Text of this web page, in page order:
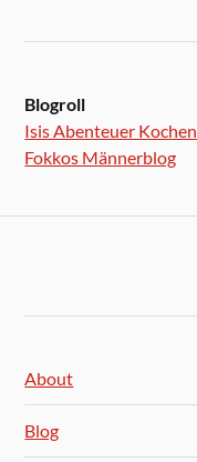
Blogroll
Isis Abenteuer Kochen
Fokkos Männerblog
About
Blog